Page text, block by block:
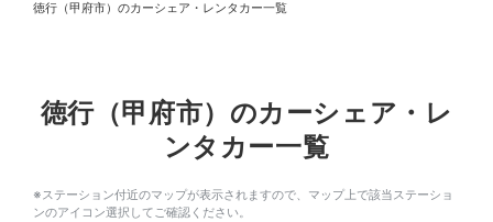
徳行（甲府市）のカーシェア・レンタカー一覧
徳行（甲府市）のカーシェア・レ
ンタカー一覧
※ステーション付近のマップが表示されますので、マップ上で該当ステーショ
ンのアイコン選択してご確認ください。
特集
アプリの使い方